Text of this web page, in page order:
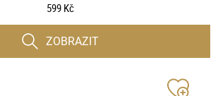
599 Kč
ZOBRAZIT